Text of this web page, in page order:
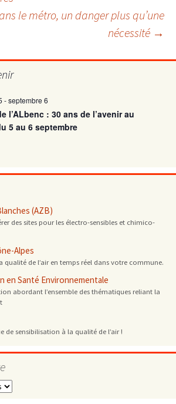
le métro, un danger plus qu’une
nécessité →
-septembre 6
l’ALbenc : 30 ans de l’avenir au
5 au 6 septembre
(AZB)
des sites pour les électro-sensibles et chimico-
Alpes
qualité de l’air en temps réel dans votre commune.
en Santé Environnementale
abordant l’ensemble des thématiques reliant la
de sensibilisation à la qualité de l’air !